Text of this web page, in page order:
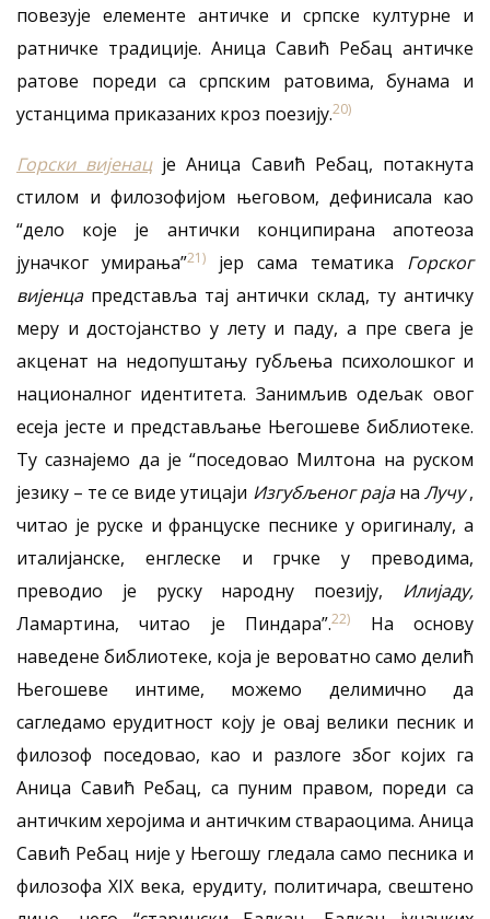
повезује елементе античке и српске културне и
ратничке традиције. Аница Савић Ребац античке
ратове пореди са српским ратовима, бунама и
устанцима приказаних кроз поезију.20)
Горски вијенацје Аница Савић Ребац, потакнута
стилом и филозофијом његовом, дефинисала као
“дело које је антички конципирана апотеоза
јуначког умирања”21) јер сама тематика Горског
вијенца представља тај антички склад, ту античку
меру и достојанство у лету и паду, а пре свега је
акценат на недопуштању губљења психолошког и
националног идентитета. Занимљив одељак овог
есеја јесте и представљање Његошеве библиотеке.
Ту сазнајемо да је “поседовао Милтона на руском
језику – те се виде утицаји Изгубљеног рајана Лучу,
читао је руске и француске песнике у оригиналу, а
италијанске, енглеске и грчке у преводима,
преводио је руску народну поезију, Илијаду,
Ламартина, читао је Пиндара”.22)
На основу
наведене библиотеке, која је вероватно само делић
Његошеве интиме, можемо делимично да
сагледамо ерудитност коју је овај велики песник и
филозоф поседовао, као и разлоге због којих га
Аница Савић Ребац, са пуним правом, пореди са
античким херојима и античким ствараоцима. Аница
Савић Ребац није у Његошу гледала само песника и
филозофа XIX века, ерудиту, политичара, свештено